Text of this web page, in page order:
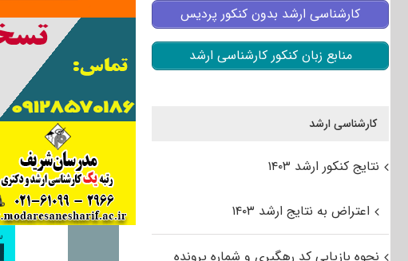
کارشناسی ارشد بدون کنکور پردیس
منابع زبان کنکور کارشناسی ارشد
کارشناسی ارشد
نتایج کنکور ارشد ۱۴۰۳
اعتراض به نتایج ارشد ۱۴۰۳
نحوه بازیابی کد رهگیری و شماره پرونده